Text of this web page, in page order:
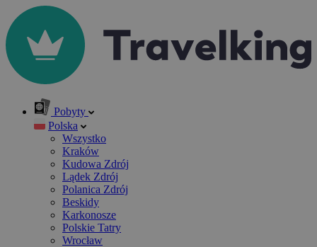
Pobyty
Polska
Wszystko
Kraków
Kudowa Zdrój
Lądek Zdrój
Polanica Zdrój
Beskidy
Karkonosze
Polskie Tatry
Wrocław